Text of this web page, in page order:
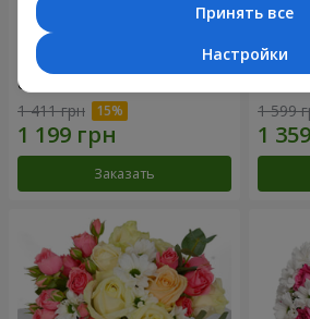
Композиция "Летнее
облако"
1 411 грн
Заказать
Цветы
1 599
Принять все
Настройки